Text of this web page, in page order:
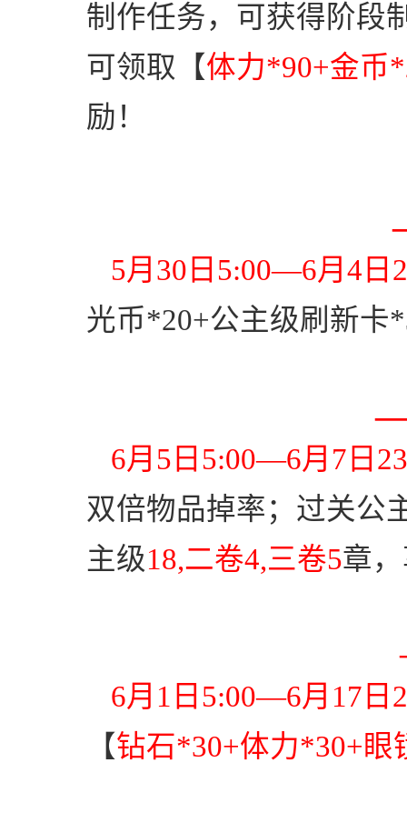
制作任务，可获得阶段
可领取【体力*90+金币
励！
5月 30 日 5:00—6月 4 日
光币*20+公主级刷新卡
6月 5 日 5:00—6月 7 日
双倍物品掉率；过关公
主级18,二卷4,三卷5章
6月 1 日 5:00—6月 17 日
【钻石*30+体力*30+眼